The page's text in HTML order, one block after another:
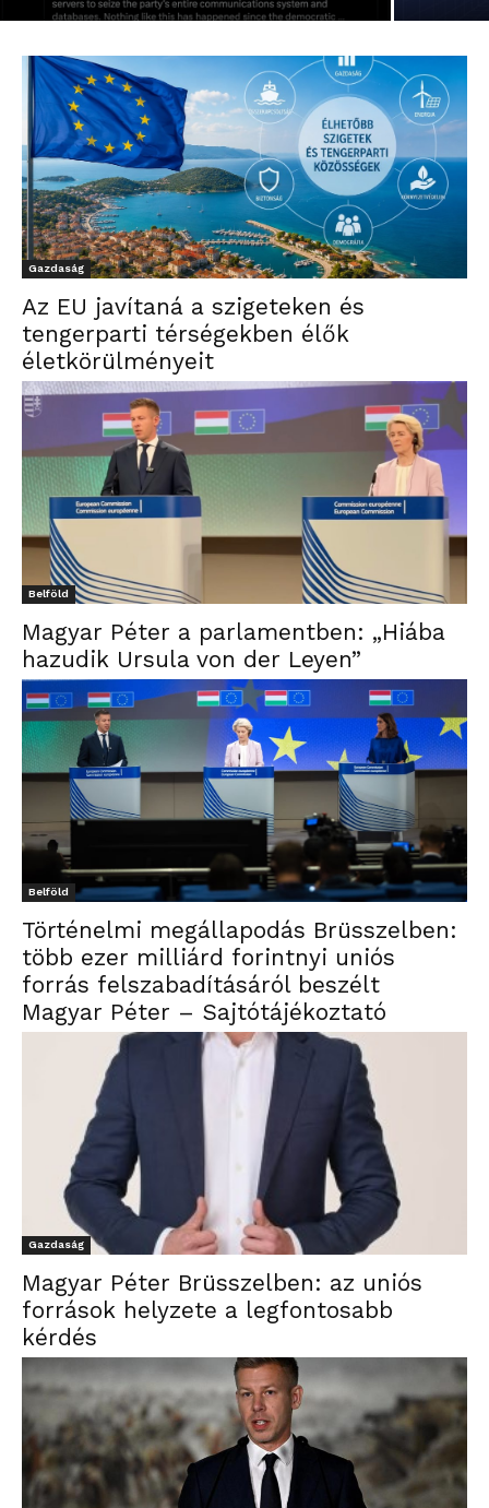
Gazdaság
Az EU javítaná a szigeteken és
tengerparti térségekben élők
életkörülményeit
Belföld
Magyar Péter a parlamentben: „Hiába
hazudik Ursula von der Leyen”
Belföld
Történelmi megállapodás Brüsszelben:
több ezer milliárd forintnyi uniós
forrás felszabadításáról beszélt
Magyar Péter – Sajtótájékoztató
Gazdaság
Magyar Péter Brüsszelben: az uniós
források helyzete a legfontosabb
kérdés